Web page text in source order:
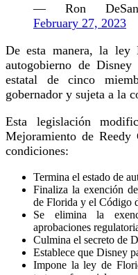
— Ron
February 27, 2023
De esta manera, la
autogobierno de
estatal de cinco
gobernador y sujeta a la
Esta legislación
Mejoramiento de Reedy
condiciones:
Termina el estado de
Finaliza la exención
de Florida y el Código
Se elimina la
aprobaciones
Culmina el secreto de
Establece que Disney
Impone la ley de